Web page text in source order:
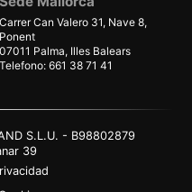
Carrer Can Valero 31, Nave 8,
Ponent
07011 Palma, Illes Balears
Telefono: 661 38 71 41
S.L.U. - B98802879
39